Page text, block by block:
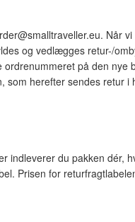
Når
og vedlægges retur-/
på den nye
som herefter sendes retur i
indleverer du pakken dér,
Prisen for